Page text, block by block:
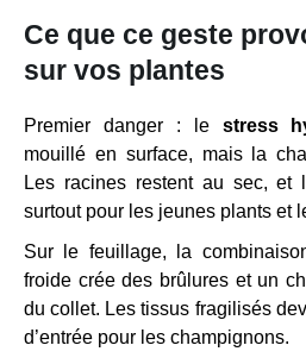
Ce que ce geste
sur vos plantes
Premier danger : le stress
mouillé en surface, mais la
Les racines restent au sec, et
surtout pour les jeunes plants et
Sur le feuillage, la
froide crée des brûlures et un
du collet. Les tissus fragilisés
d’entrée pour les champignons.